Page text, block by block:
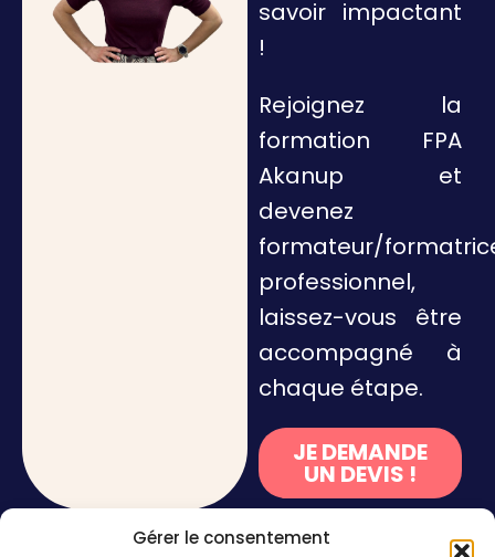
Gérer le consentement
savoir impactant
!
Rejoignez la
formation FPA
Akanup et
devenez
formateur/
professionnel,
laissez-vous être
accompagné à
chaque étape.
JE DEMANDE
UN DEVIS !